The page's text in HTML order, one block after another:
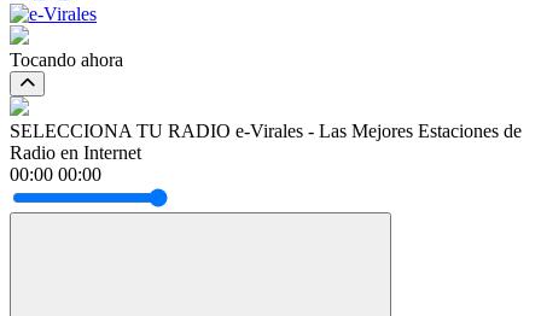
Tocando ahora
SELECCIONA TU RADIO e-Virales - Las Mejores Estaciones de
Radio en Internet
00:00 00:00